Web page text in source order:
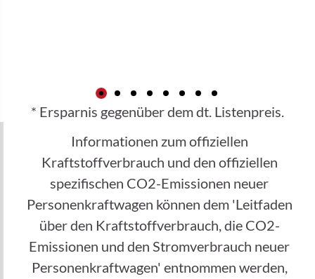
* Ersparnis gegenüber dem dt. Listenpreis.
Informationen zum offiziellen
Kraftstoffverbrauch und den offiziellen
spezifischen CO2-Emissionen neuer
Personenkraftwagen können dem 'Leitfaden
über den Kraftstoffverbrauch, die CO2-
Emissionen und den Stromverbrauch neuer
Personenkraftwagen' entnommen werden,